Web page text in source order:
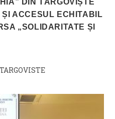
DIN TÂRGOVIȘTE
ACCESUL ECHITABIL
„SOLIDARITATE ȘI